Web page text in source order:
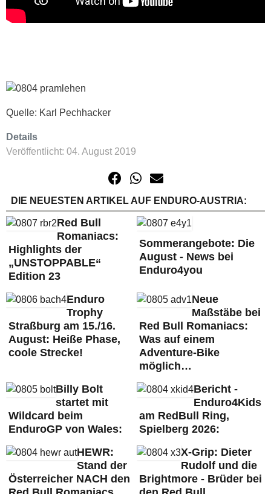
Quelle: Karl Pechhacker
Details
Veröffentlicht: 04. August 2019
DIE NEUESTEN ARTIKEL AUF ENDURO-AUSTRIA:
Red Bull
Romaniacs:
Highlights der
„UNSTOPPABLE“
Edition 23
Sommerangebote: Die
August - News bei
Enduro4you
Enduro
Trophy
Straßburg am 15./16.
August: Heiße Phase,
coole Strecke!
Neue
Maßstäbe bei
Red Bull Romaniacs:
Was auf einem
Adventure-Bike
möglich…
Billy Bolt
startet mit
Wildcard beim
EnduroGP von Wales:
Bericht -
Enduro4Kids
am RedBull Ring,
Spielberg 2026:
HEWR:
Stand der
Österreicher NACH den
X-Grip: Dieter
Rudolf und die
Brightmore - Brüder bei